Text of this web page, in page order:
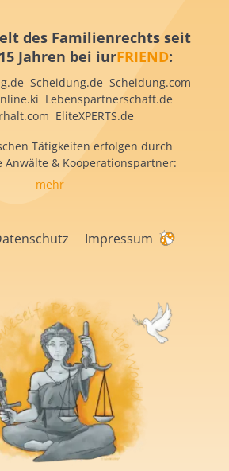
des Familienrechts seit
Jahren bei iurFRIEND:
Scheidung.de Scheidung.com
Lebenspartnerschaft.de
EliteXPERTS.de
Tätigkeiten erfolgen durch
Anwälte & Kooperationspartner:
mehr
Impressum